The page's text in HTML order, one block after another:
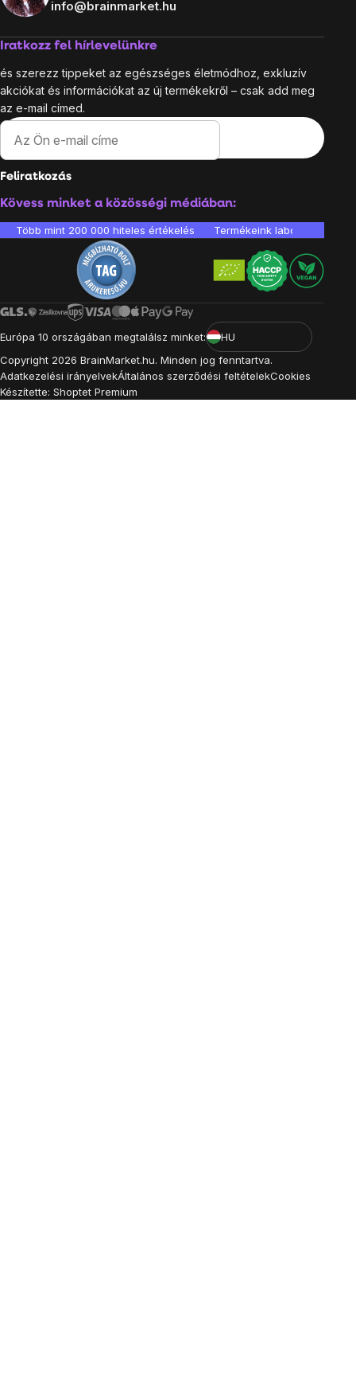
info@brainmarket.hu
Iratkozz fel hírlevelünkre
és szerezz tippeket az egészséges életmódhoz, exkluzív
akciókat és információkat az új termékekről – csak add meg
az e-mail címed.
Feliratkozás
Kövess minket a közösségi médiában:
Több mint 200 000 hiteles értékelés Termékeink
Európa 10 országában megtalálsz minket:
HU
Copyright 2026 BrainMarket.hu. Minden jog fenntartva.
Adatkezelési irányelvekÁltalános szerződési feltételekCookies
Készítette: Shoptet Premium